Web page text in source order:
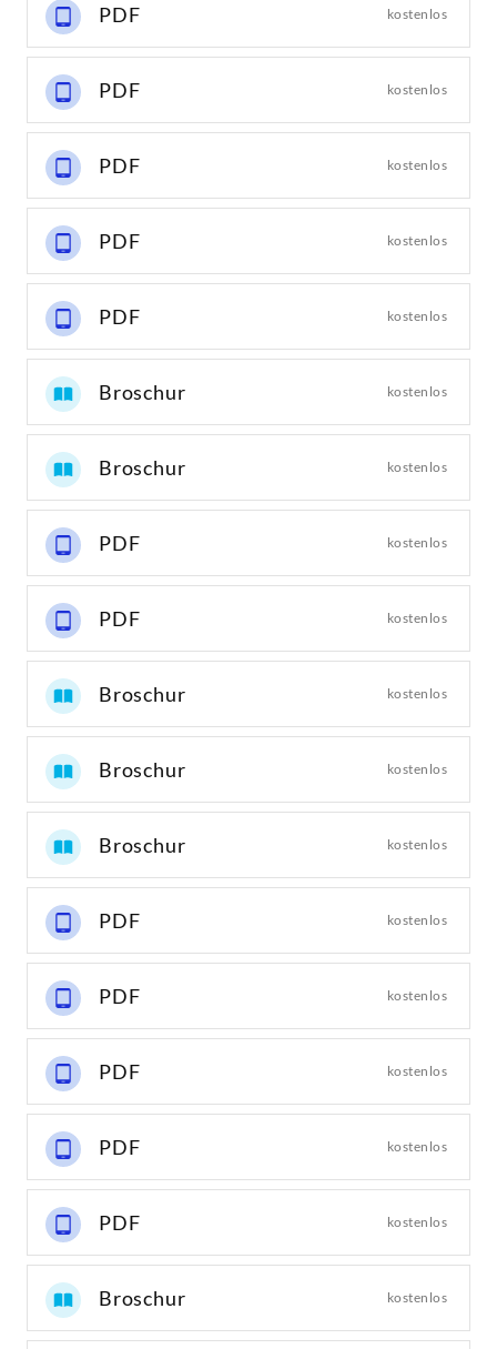
PDF kostenlos
PDF kostenlos
PDF kostenlos
PDF kostenlos
PDF kostenlos
Broschur kostenlos
Broschur kostenlos
PDF kostenlos
PDF kostenlos
Broschur kostenlos
Broschur kostenlos
Broschur kostenlos
PDF kostenlos
PDF kostenlos
PDF kostenlos
PDF kostenlos
PDF kostenlos
Broschur kostenlos